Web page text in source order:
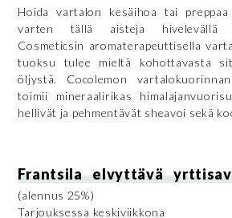
Hoida vartalon kesäihoa tai
varten tällä aisteja hivelevällä
Cosmeticsin aromaterapeuttisella
tuoksu tulee mieltä kohottavasta
öljystä. Cocolemon
toimii mineraalirikas
hellivät ja pehmentävät sheavoi sekä
Frantsila elvyttävä
(alennus 25%)
Tarjouksessa keskiviikkona